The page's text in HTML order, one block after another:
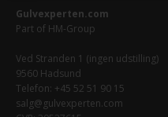
Gulvexperten.com
Part of HM-Group
Ved Stranden 1 (ingen udstilling)
9560 Hadsund
Telefon: +45 52 51 90 15
salg@gulvexperten.com